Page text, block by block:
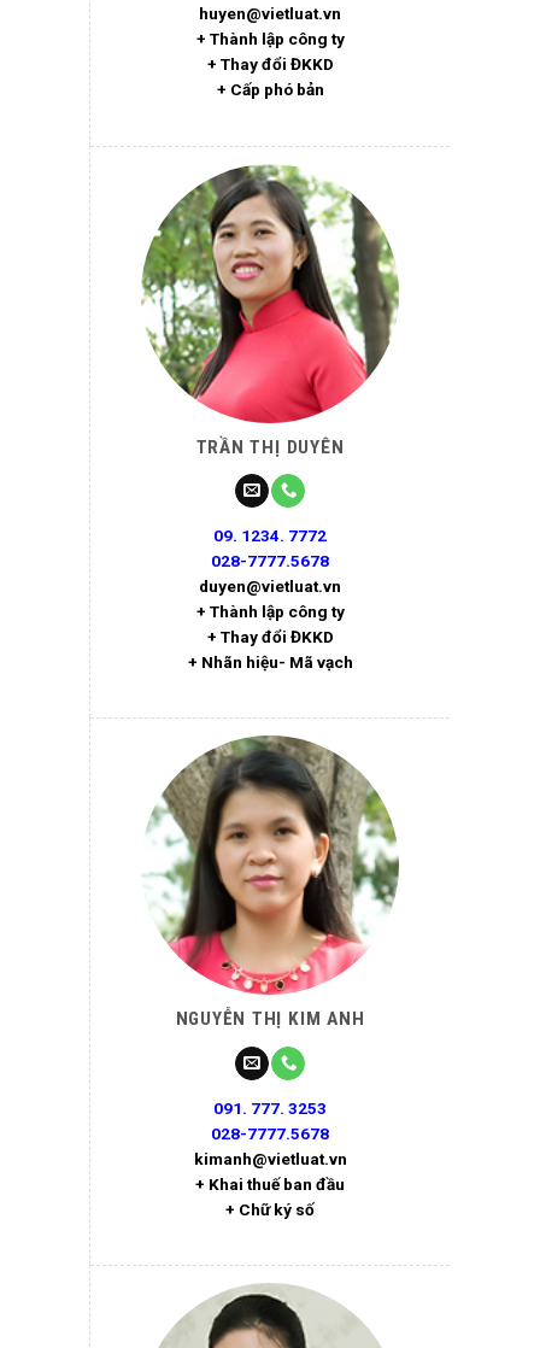
huyen@vietluat.vn
+ Thành lập công ty
+ Thay đổi ĐKKD
+ Cấp phó bản
TRẦN THỊ DUYÊN
09. 1234. 7772
028-7777.5678
duyen@vietluat.vn
+ Thành lập công ty
+ Thay đổi ĐKKD
+ Nhãn hiệu- Mã vạch
NGUYỄN THỊ KIM ANH
091. 777. 3253
028-7777.5678
kimanh@vietluat.vn
+ Khai thuế ban đầu
+ Chữ ký số